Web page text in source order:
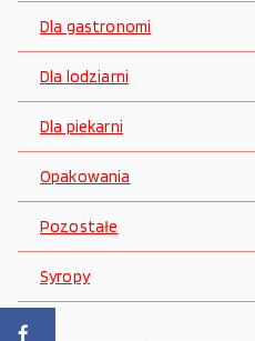
Dla gastronomi
Dla lodziarni
Dla piekarni
Opakowania
Pozostałe
Syropy